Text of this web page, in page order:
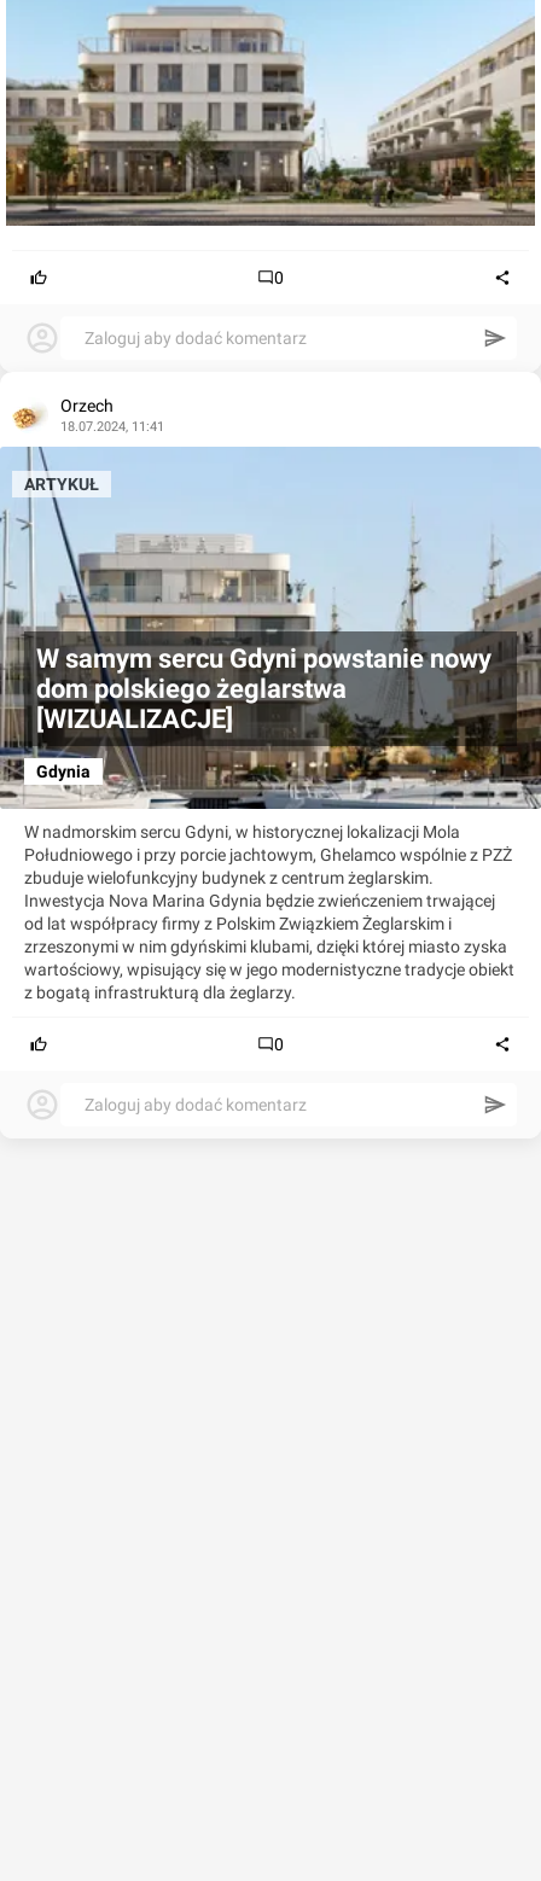
0
Zaloguj aby dodać komentarz
Orzech
18.07.2024, 11:41
W samym sercu Gdyni powstanie nowy
dom polskiego żeglarstwa
[WIZUALIZACJE]
Gdynia
ARTYKUŁ
W nadmorskim sercu Gdyni, w historycznej lokalizacji Mola
Południowego i przy porcie jachtowym, Ghelamco wspólnie z PZŻ
zbuduje wielofunkcyjny budynek z centrum żeglarskim.
Inwestycja Nova Marina Gdynia będzie zwieńczeniem trwającej
od lat współpracy firmy z Polskim Związkiem Żeglarskim i
zrzeszonymi w nim gdyńskimi klubami, dzięki której miasto zyska
wartościowy, wpisujący się w jego modernistyczne tradycje obiekt
z bogatą infrastrukturą dla żeglarzy.
0
Zaloguj aby dodać komentarz